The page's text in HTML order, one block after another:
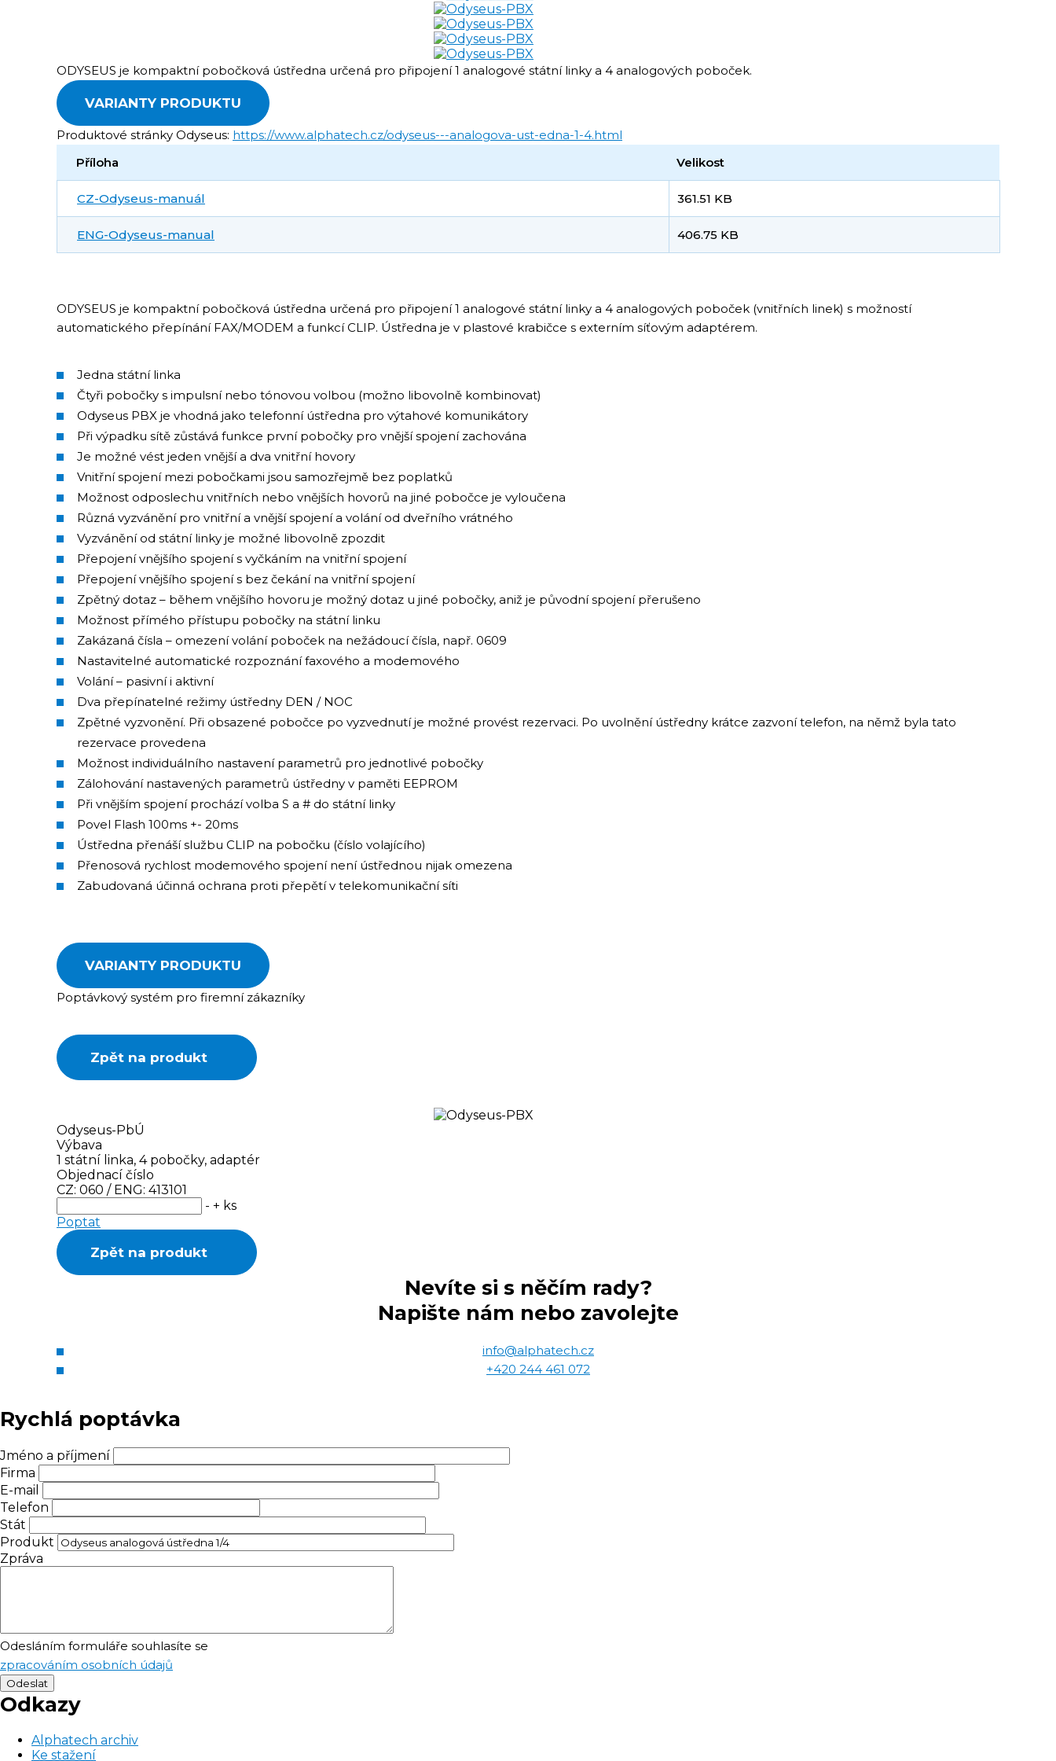
ODYSEUS je kompaktní pobočková ústředna určená pro připojení 1 analogové státní linky a 4 analogových poboček.
VARIANTY PRODUKTU
Produktové stránky Odyseus: https://www.alphatech.cz/odyseus---analogova-ust-edna-1-4.html
Příloha
Velikost
CZ-Odyseus-manuál 361.51 KB
ENG-Odyseus-manual 406.75 KB
ODYSEUS je kompaktní pobočková ústředna určená pro připojení 1 analogové státní linky a 4 analogových poboček (vnitřních linek) s možností
automatického přepínání FAX/MODEM a funkcí CLIP. Ústředna je v plastové krabičce s externím síťovým adaptérem.
Jedna státní linka
Čtyři pobočky s impulsní nebo tónovou volbou (možno libovolně kombinovat)
Odyseus PBX je vhodná jako telefonní ústředna pro výtahové komunikátory
Při výpadku sítě zůstává funkce první pobočky pro vnější spojení zachována
Je možné vést jeden vnější a dva vnitřní hovory
Vnitřní spojení mezi pobočkami jsou samozřejmě bez poplatků
Možnost odposlechu vnitřních nebo vnějších hovorů na jiné pobočce je vyloučena
Různá vyzvánění pro vnitřní a vnější spojení a volání od dveřního vrátného
Vyzvánění od státní linky je možné libovolně zpozdit
Přepojení vnějšího spojení s vyčkáním na vnitřní spojení
Přepojení vnějšího spojení s bez čekání na vnitřní spojení
Zpětný dotaz – během vnějšího hovoru je možný dotaz u jiné pobočky, aniž je původní spojení přerušeno
Možnost přímého přístupu pobočky na státní linku
Zakázaná čísla – omezení volání poboček na nežádoucí čísla, např. 0609
Nastavitelné automatické rozpoznání faxového a modemového
Volání – pasivní i aktivní
Dva přepínatelné režimy ústředny DEN / NOC
Zpětné vyzvonění. Při obsazené pobočce po vyzvednutí je možné provést rezervaci. Po uvolnění ústředny krátce zazvoní telefon, na němž byla tato
rezervace provedena
Možnost individuálního nastavení parametrů pro jednotlivé pobočky
Zálohování nastavených parametrů ústředny v paměti EEPROM
Při vnějším spojení prochází volba S a # do státní linky
Povel Flash 100ms +- 20ms
Ústředna přenáší službu CLIP na pobočku (číslo volajícího)
Přenosová rychlost modemového spojení není ústřednou nijak omezena
Zabudovaná účinná ochrana proti přepětí v telekomunikační síti
VARIANTY PRODUKTU
Poptávkový systém pro firemní zákazníky
Zpět na produkt
Odyseus-PbÚ
Výbava
1 státní linka, 4 pobočky, adaptér
Objednací číslo
CZ: 060 / ENG: 413101
- + ks
Poptat
Zpět na produkt
Nevíte si s něčím rady?
Napište nám nebo zavolejte
info@alphatech.cz
+420 244 461 072
Rychlá poptávka
Jméno a příjmení
Firma
E-mail
Telefon
Stát
Produkt
Zpráva
Odesláním formuláře souhlasíte se
zpracováním osobních údajů
Odkazy
Alphatech archiv
Ke stažení